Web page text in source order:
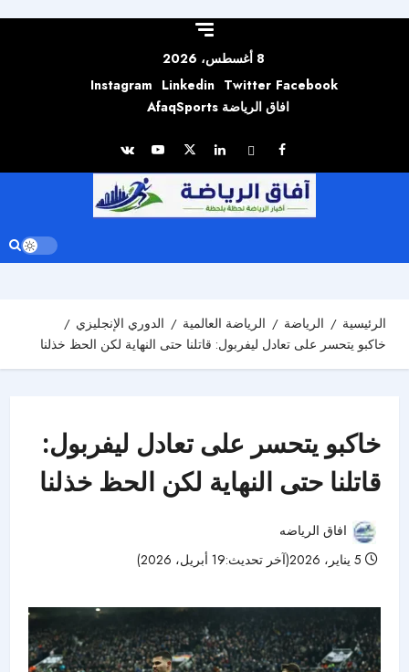
8 أغسطس، 2026
Facebook
Twitter
Linkedin
Instagram
افاق الرياضة AfaqSports
الرئيسية الرياضة الرياضة العالمية
الدوري الإنجليزي
خاكبو يتحسر على تعادل ليفربول: قاتلنا حتى النهاية لكن الحظ خذلنا
خاكبو يتحسر على تعادل ليفربول:
قاتلنا حتى النهاية لكن الحظ خذلنا
افاق الرياضه